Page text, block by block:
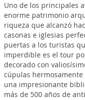
Uno de los principales
enorme patrimonio
riqueza que alcanzó
casonas e iglesias
puertas a los turistas
imperdible es el tour
decorado con
cúpulas
una impresionante
más de 500 años de